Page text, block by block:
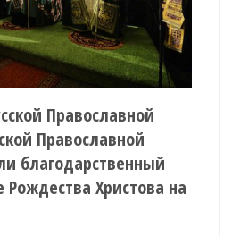
Православной
Православной
благодарственный
Христова на